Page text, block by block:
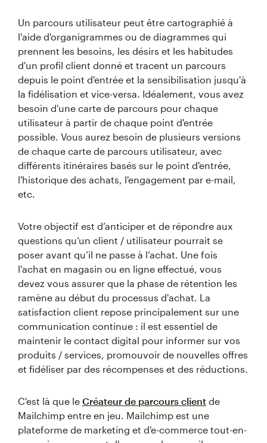
Un parcours utilisateur peut être cartographié à
l'aide d'organigrammes ou de diagrammes qui
prennent les besoins, les désirs et les habitudes
d'un profil client donné et tracent un parcours
depuis le point d'entrée et la sensibilisation jusqu'à
la fidélisation et vice-versa. Idéalement, vous avez
besoin d'une carte de parcours pour chaque
utilisateur à partir de chaque point d'entrée
possible. Vous aurez besoin de plusieurs versions
de chaque carte de parcours utilisateur, avec
différents itinéraires basés sur le point d'entrée,
l'historique des achats, l'engagement par e-mail,
etc.
Votre objectif est d’anticiper et de répondre aux
questions qu’un client / utilisateur pourrait se
poser avant qu’il ne passe à l’achat. Une fois
l'achat en magasin ou en ligne effectué, vous
devez vous assurer que la phase de rétention les
ramène au début du processus d'achat. La
satisfaction client repose principalement sur une
communication continue : il est essentiel de
maintenir le contact digital pour informer sur vos
produits / services, promouvoir de nouvelles offres
et fidéliser par des récompenses et des réductions.
C'est là que le Créateur de parcours client de
Mailchimp entre en jeu. Mailchimp est une
plateforme de marketing et d'e-commerce tout-en-